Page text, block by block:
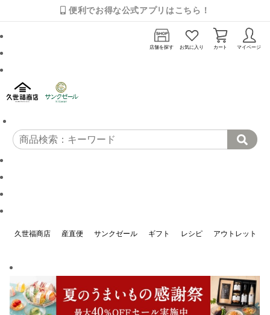
便利でお得な公式アプリはこちら！
店舗を探す お気に入り カート マイページ
久世福商店 産直便 サンクゼール ギフト レシピ アウトレット